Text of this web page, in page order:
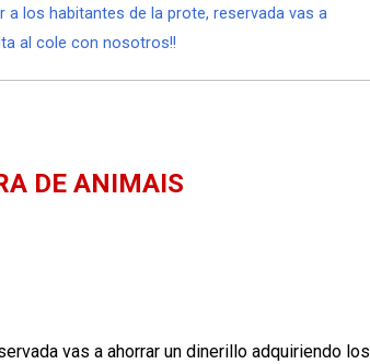
los habitantes de la prote, reservada vas a
al cole con nosotros!!
DE ANIMAIS
vas a ahorrar un dinerillo adquiriendo los